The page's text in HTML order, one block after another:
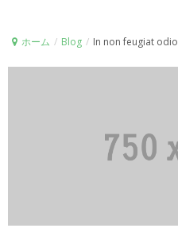
ホーム / Blog / In non feugiat odio